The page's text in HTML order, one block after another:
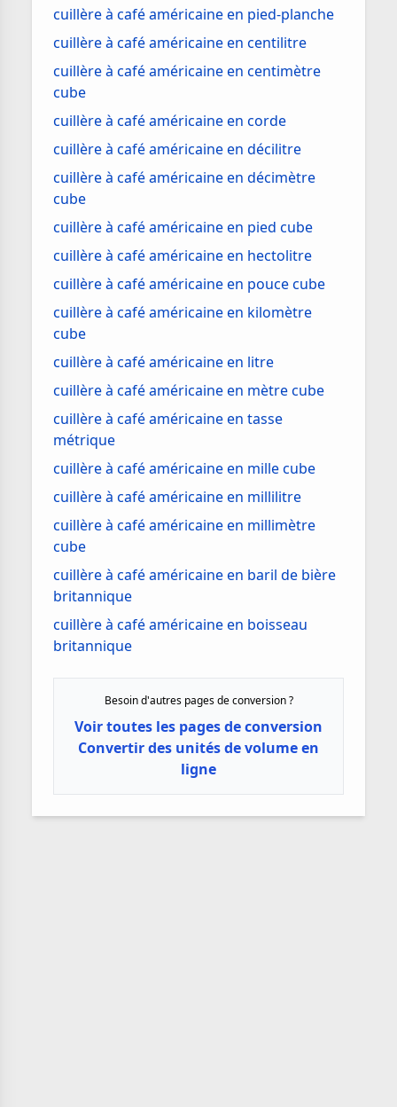
cuillère à café américaine en pied-planche
cuillère à café américaine en centilitre
cuillère à café américaine en centimètre
cube
cuillère à café américaine en corde
cuillère à café américaine en décilitre
cuillère à café américaine en décimètre
cube
cuillère à café américaine en pied cube
cuillère à café américaine en hectolitre
cuillère à café américaine en pouce cube
cuillère à café américaine en kilomètre
cube
cuillère à café américaine en litre
cuillère à café américaine en mètre cube
cuillère à café américaine en tasse
métrique
cuillère à café américaine en mille cube
cuillère à café américaine en millilitre
cuillère à café américaine en millimètre
cube
cuillère à café américaine en baril de bière
britannique
cuillère à café américaine en boisseau
britannique
Besoin d'autres pages de conversion ?
Voir toutes les pages de conversion
Convertir des unités de volume en
ligne